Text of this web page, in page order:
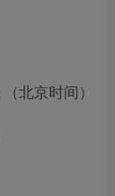
（北京时间）